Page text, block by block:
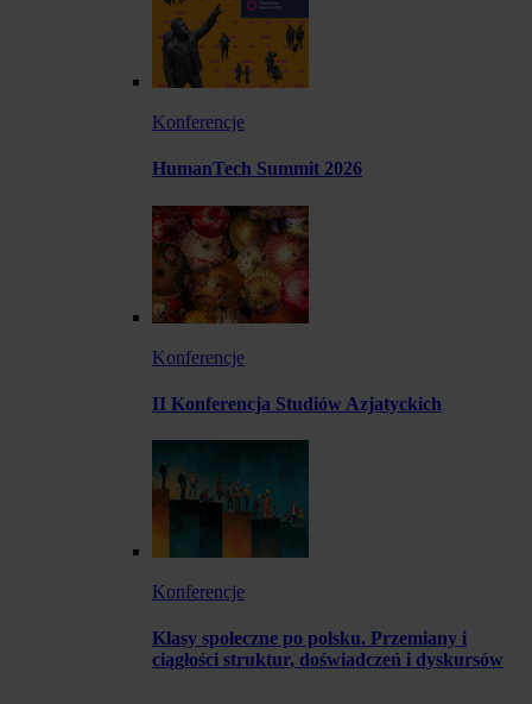
Konferencje
HumanTech Summit 2026
Konferencje
II Konferencja Studiów Azjatyckich
Konferencje
Klasy społeczne po polsku. Przemiany i
ciągłości struktur, doświadczeń i dyskursów